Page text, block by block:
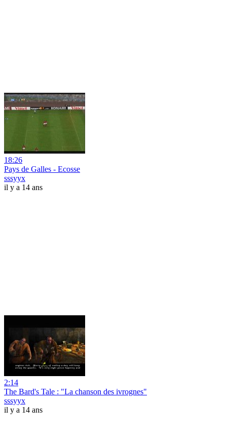
18:26
Pays de Galles - Ecosse
sssyyx
il y a 14 ans
2:14
The Bard's Tale : "La chanson des ivrognes"
sssyyx
il y a 14 ans